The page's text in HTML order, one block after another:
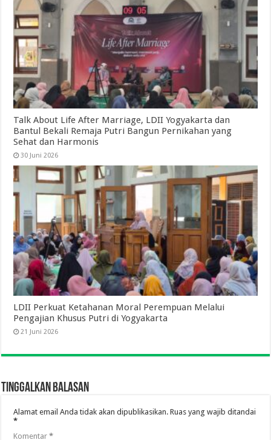
Talk About Life After Marriage, LDII Yogyakarta dan
Bantul Bekali Remaja Putri Bangun Pernikahan yang
Sehat dan Harmonis
30 Juni 2026
LDII Perkuat Ketahanan Moral Perempuan Melalui
Pengajian Khusus Putri di Yogyakarta
21 Juni 2026
Tinggalkan Balasan
Alamat email Anda tidak akan dipublikasikan. Ruas yang wajib ditandai
*
Komentar*